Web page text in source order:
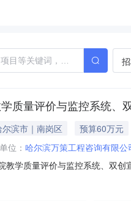
质量评价与监控系统
滨市｜南岗区
预算60万元
位： 哈尔滨万策工程咨询有限公
教学质量评价与监控系统、双
、成交信息采购项目成交供应